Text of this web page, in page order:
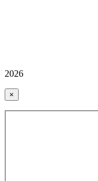
2026
×